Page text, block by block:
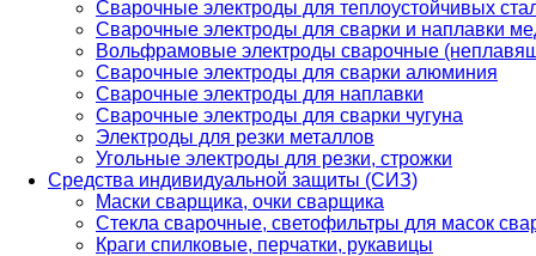
Сварочные электроды для теплоустойчивых
Сварочные электроды для сварки и наплавки
Вольфрамовые электроды сварочные
Сварочные электроды для сварки алюминия
Сварочные электроды для наплавки
Сварочные электроды для сварки чугуна
Электроды для резки металлов
Угольные электроды для резки, строжки
Средства индивидуальной защиты (СИЗ)
Маски сварщика, очки сварщика
Стекла сварочные, светофильтры для масок
Краги спилковые, перчатки, рукавицы